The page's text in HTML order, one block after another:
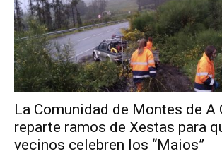
La Comunidad de Montes de A
reparte ramos de Xestas para
vecinos celebren los “Maios”